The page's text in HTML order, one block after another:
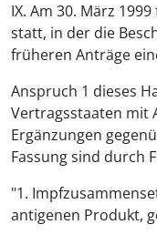
IX. Am 30. März
statt, in der die
früheren Anträge
Anspruch 1 dieses
Vertragsstaaten mit
Ergänzungen
Fassung sind durch
"1.
antigenen Produkt,